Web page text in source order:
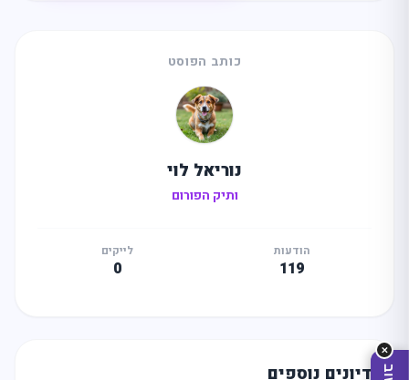
מחפשים
כותב הפוסט
נוריאל לוי
ותיק הפורום
הודעות
119
לייקים
0
דיונים נוספים
✕